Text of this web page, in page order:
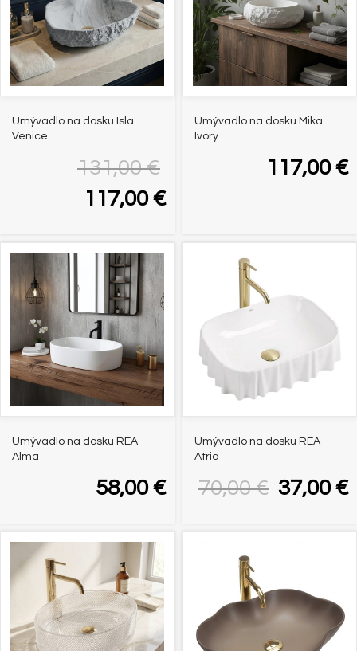
Umývadlo na dosku Isla
Venice
131,00€
117,00€
Umývadlo na dosku Mika
Ivory
117,00€
Umývadlo na dosku REA
Alma
58,00€
Umývadlo na dosku REA
Atria
70,00€ 37,00€